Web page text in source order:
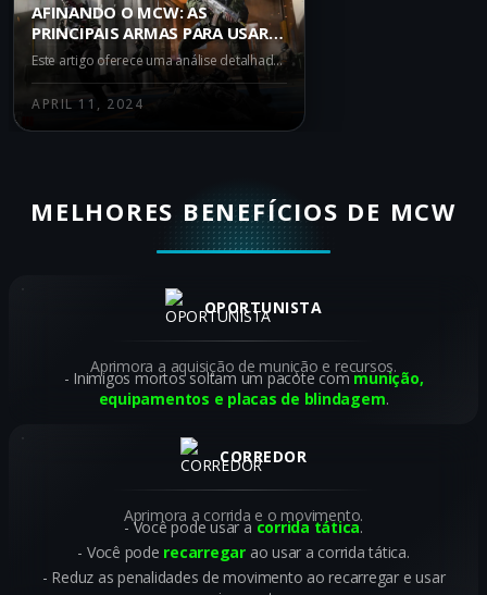
AFINANDO O MCW: AS
PRINCIPAIS ARMAS PARA USAR
JUNTOS NO WARZONE BATTLE
ROYALE
Este artigo oferece uma análise detalhada do AR MCW no Warzone Battle Royale e sugere as melhores armas para emparelhar com ele. Exploramos a eficácia das SMGs META HRM-9 e Striker 9, e da pistola de nível A Renetti, todas ideais para complementar o alcance e a potência do MCW.
APRIL 11, 2024
MELHORES BENEFÍCIOS DE MCW
OPORTUNISTA
Aprimora a aquisição de munição e recursos.
Inimigos mortos soltam um pacote communição,
equipamentos e placas de blindagem.
CORREDOR
Aprimora a corrida e o movimento.
Você pode usar a corrida tática.
Você pode recarregarao usar a corrida tática.
Reduz as penalidades de movimento ao recarregar e usar